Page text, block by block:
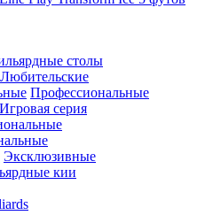
столы
Любительские
Профессиональные
Игровая серия
Эксклюзивные
кии